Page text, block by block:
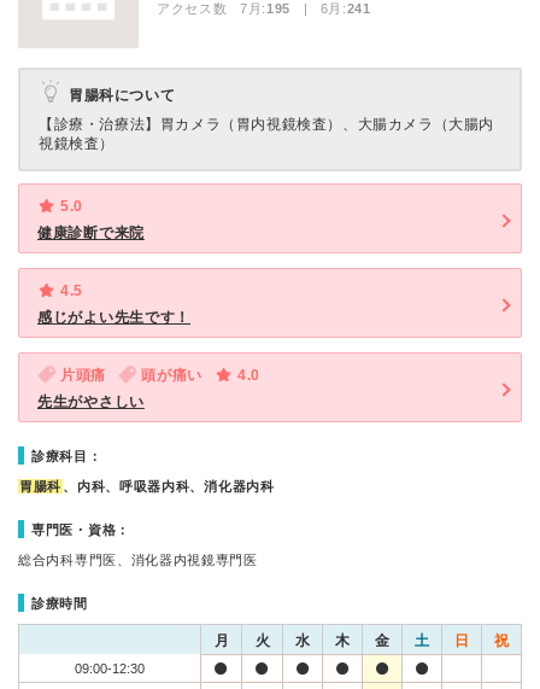
アクセス数 7月:195 | 6月:241
胃腸科について
【診療・治療法】 胃カメラ（胃内視鏡検査）、大腸カメラ（大腸内
視鏡検査）
5.0
健康診断で来院
4.5
感じがよい先生です！
片頭痛 頭が痛い
4.0
先生がやさしい
診療科目：
胃腸科 、内科、呼吸器内科、消化器内科
専門医・資格：
総合内科専門医、消化器内視鏡専門医
診療時間
月 火 水 木 金 土 日 祝
09:00-12:30